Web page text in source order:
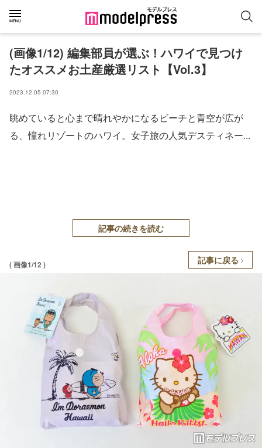
(画像1/12) 編集部員が選ぶ！ハワイで見つけ
たオススメお土産厳選リスト【Vol.3】
2023.12.05 07:30
眺めていると心まで晴れやかになるビーチと青空が広が
る、憧れリゾートのハワイ。女子旅の人気デスティネー...
記事の続きを読む
( 画像1/12 ) 記事に戻る